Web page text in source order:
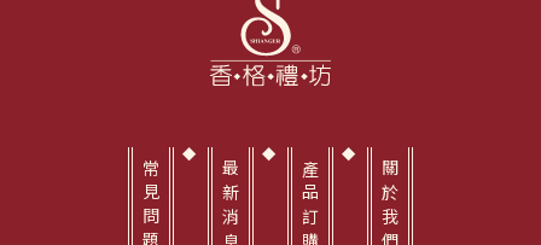
常見問題 最新消息 產品訂購 關於我們